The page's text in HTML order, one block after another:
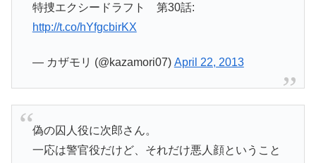
特捜エクシードラフト 第30話:
http://t.co/hYfgcbirKX
— カザモリ (@kazamori07) April 22, 2013
偽の囚人役に次郎さん。
一応は警官役だけど、それだけ悪人顔ということ